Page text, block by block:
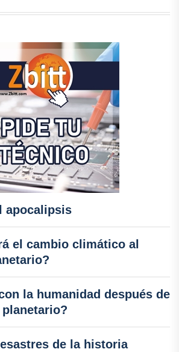
apocalipsis
el cambio climático al
la humanidad después de
de la historia